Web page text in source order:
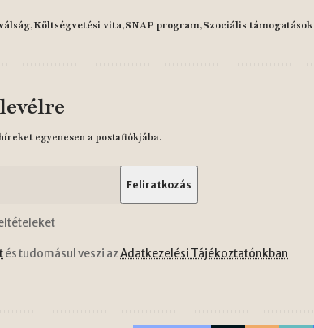
Költségvetési vita SNAP program Szociális támogatások
egyenesen a postafiókjába.
és tudomásul veszi azAdatkezelési Tájékoztatónkban